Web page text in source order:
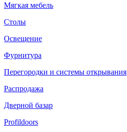
Мягкая мебель
Столы
Освещение
Фурнитура
Перегородки и системы открывания
Распродажа
Дверной базар
Profildoors